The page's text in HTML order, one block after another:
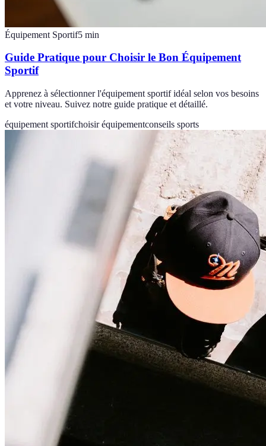
Équipement Sportif5 min
Guide Pratique pour Choisir le Bon Équipement
Sportif
Apprenez à sélectionner l'équipement sportif idéal selon vos besoins
et votre niveau. Suivez notre guide pratique et détaillé.
équipement sportifchoisir équipementconseils sports